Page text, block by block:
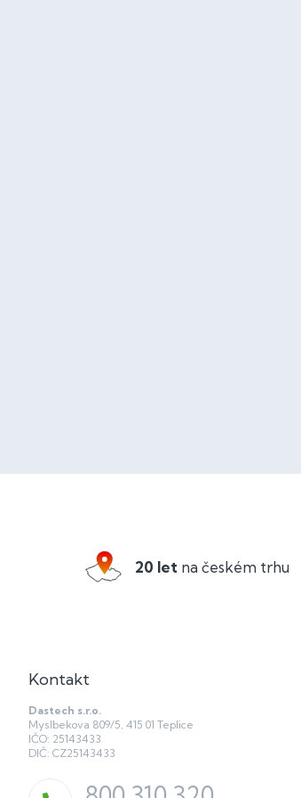
20 let na českém trhu
Kontakt
Dastech s.r.o.
Myslbekova 809/5, 415 01 Teplice
IČO: 25143433
DIČ: CZ25143433